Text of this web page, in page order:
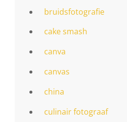
bruidsfotografie
cake smash
canva
canvas
china
culinair fotograaf